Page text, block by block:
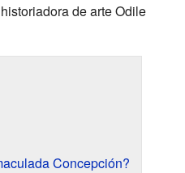
de arte Odile
Concepción?